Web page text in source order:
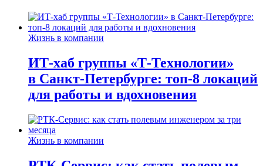
Жизнь в компании
ИТ-хаб группы «Т-Технологии»
в Санкт-Петербурге: топ-8 локаций
для работы и вдохновения
Жизнь в компании